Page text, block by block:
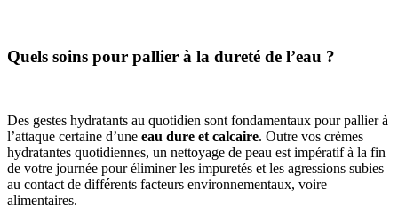
Quels soins pour pallier à la dureté de l’eau ?
Des gestes hydratants au quotidien sont fondamentaux pour pallier à
l’attaque certaine d’une eau dure et calcaire. Outre vos crèmes
hydratantes quotidiennes, un nettoyage de peau est impératif à la fin
de votre journée pour éliminer les impuretés et les agressions subies
au contact de différents facteurs environnementaux, voire
alimentaires.